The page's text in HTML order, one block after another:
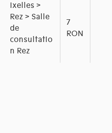
Ixelles >
Rez > Salle
de
consultatio
n Rez
7
RON